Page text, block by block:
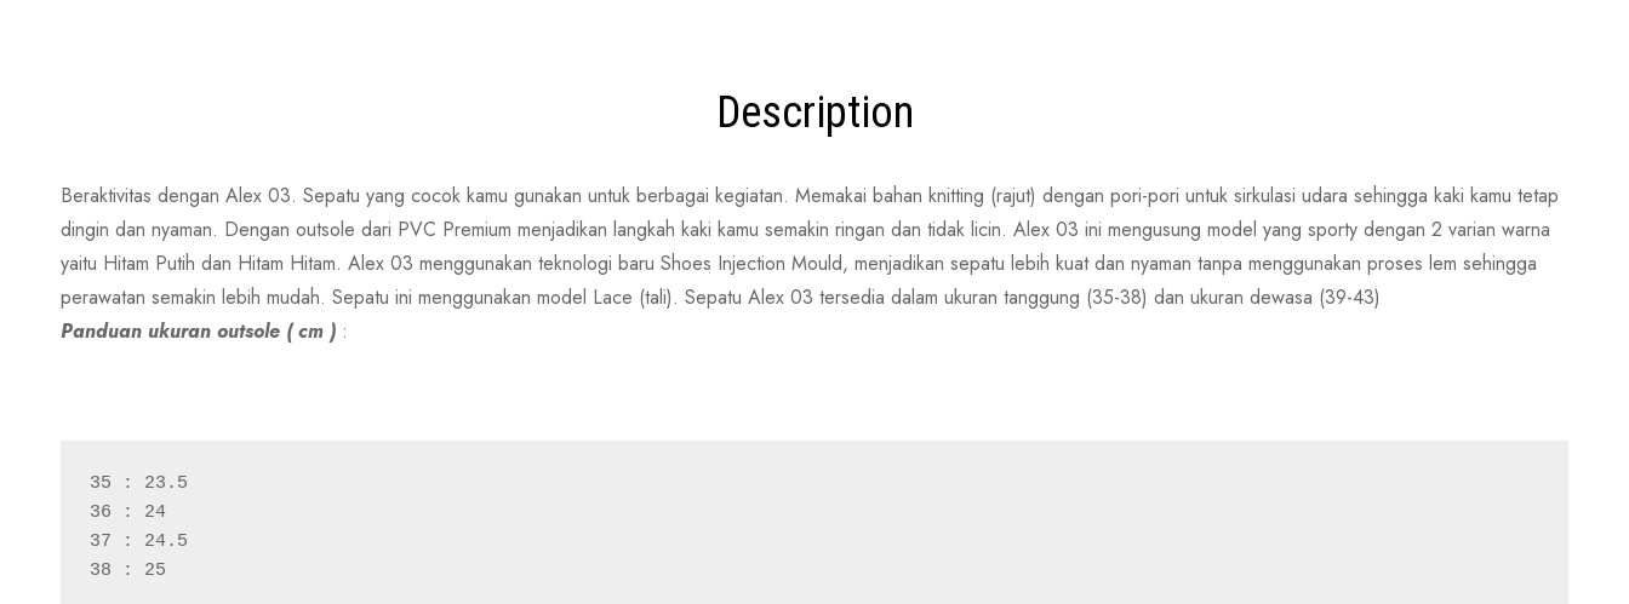
Description
Beraktivitas dengan Alex 03. Sepatu yang cocok kamu gunakan untuk berbagai kegiatan. Memakai bahan knitting (rajut) dengan pori-pori untuk sirkulasi udara sehingga kaki kamu tetap
dingin dan nyaman. Dengan outsole dari PVC Premium menjadikan langkah kaki kamu semakin ringan dan tidak licin. Alex 03 ini mengusung model yang sporty dengan 2 varian warna
yaitu Hitam Putih dan Hitam Hitam. Alex 03 menggunakan teknologi baru Shoes Injection Mould, menjadikan sepatu lebih kuat dan nyaman tanpa menggunakan proses lem sehingga
perawatan semakin lebih mudah. Sepatu ini menggunakan model Lace (tali). Sepatu Alex 03 tersedia dalam ukuran tanggung (35-38) dan ukuran dewasa (39-43)
Panduan ukuran outsole ( cm ) :
35 : 23.5
36 : 24
37 : 24.5
38 : 25